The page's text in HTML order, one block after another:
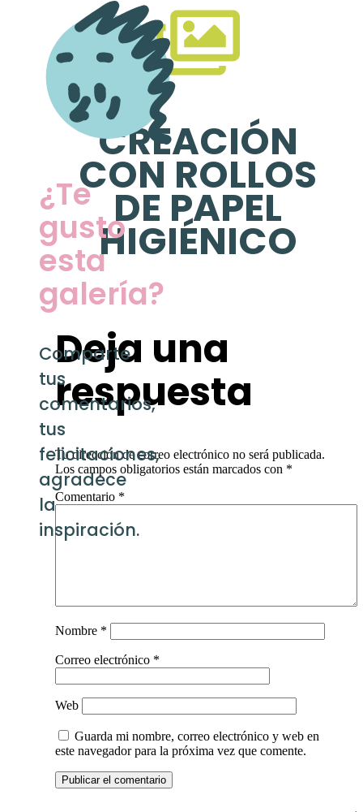
Dinosaurio con
botella de
plastico y
papel periódico
VER GALERÍA »
7 de mayo de 2025
REMIL POR LOS
AIRES
VER GALERÍA »
6 de mayo de 2025
CREACIÓN
CON ROLLOS